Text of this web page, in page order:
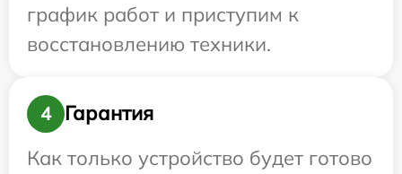
график работ и приступим к
восстановлению техники.
4
Гарантия
Как только устройство будет готово